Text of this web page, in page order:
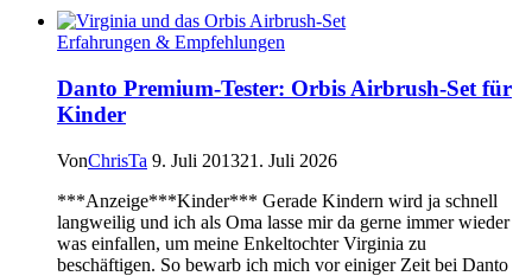
Erfahrungen & Empfehlungen
Danto Premium-Tester: Orbis Airbrush-Set für
Kinder
VonChrisTa 9. Juli 201321. Juli 2026
***Anzeige***Kinder*** Gerade Kindern wird ja schnell
langweilig und ich als Oma lasse mir da gerne immer wieder
was einfallen, um meine Enkeltochter Virginia zu
beschäftigen. So bewarb ich mich vor einiger Zeit bei Danto